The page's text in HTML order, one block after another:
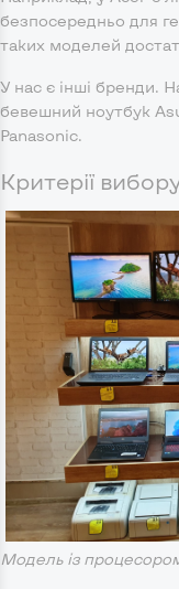
безпосередньо для
таких моделей
У нас є інші бренди.
бевешний ноутбук
Panasonic.
Критерії
Модель із